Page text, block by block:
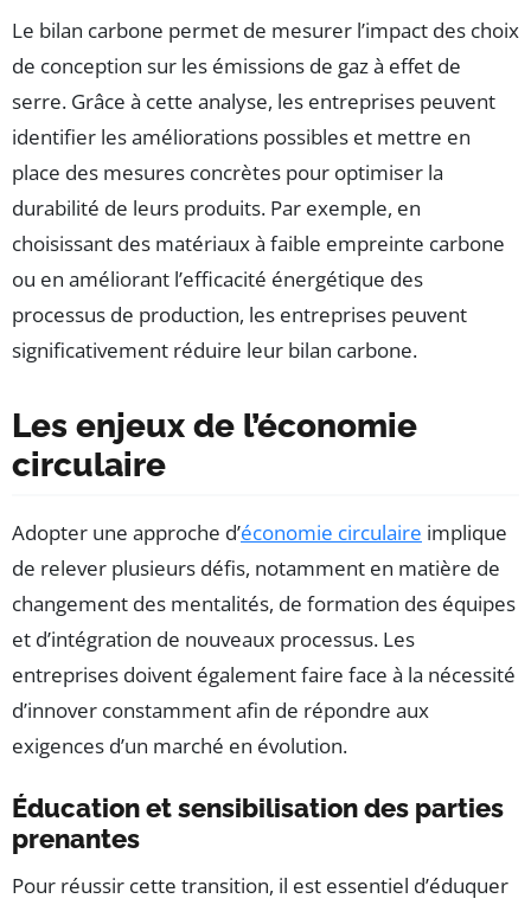
Le bilan carbone permet de mesurer l’impact des choix
de conception sur les émissions de gaz à effet de
serre. Grâce à cette analyse, les entreprises peuvent
identifier les améliorations possibles et mettre en
place des mesures concrètes pour optimiser la
durabilité de leurs produits. Par exemple, en
choisissant des matériaux à faible empreinte carbone
ou en améliorant l’efficacité énergétique des
processus de production, les entreprises peuvent
significativement réduire leur bilan carbone.
Les enjeux de l’économie
circulaire
Adopter une approche d’économie circulaire implique
de relever plusieurs défis, notamment en matière de
changement des mentalités, de formation des équipes
et d’intégration de nouveaux processus. Les
entreprises doivent également faire face à la nécessité
d’innover constamment afin de répondre aux
exigences d’un marché en évolution.
Éducation et sensibilisation des parties
prenantes
Pour réussir cette transition, il est essentiel d’éduquer